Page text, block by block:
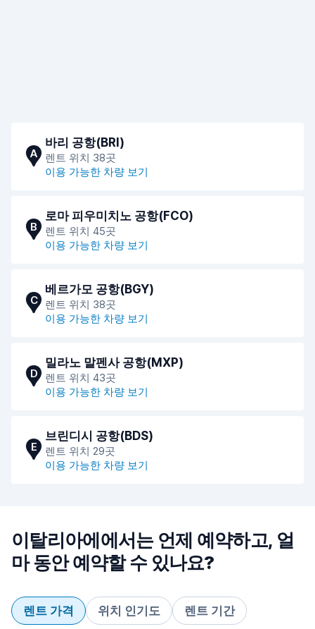
A
바리 공항(BRI)
렌트 위치 38곳
이용 가능한 차량 보기
B
로마 피우미치노 공항(FCO)
렌트 위치 45곳
이용 가능한 차량 보기
C
베르가모 공항(BGY)
렌트 위치 38곳
이용 가능한 차량 보기
D
밀라노 말펜사 공항(MXP)
렌트 위치 43곳
이용 가능한 차량 보기
E
브린디시 공항(BDS)
렌트 위치 29곳
이용 가능한 차량 보기
이탈리아에에서는 언제 예약하고, 얼
마 동안 예약할 수 있나요?
렌트 가격 위치 인기도 렌트 기간